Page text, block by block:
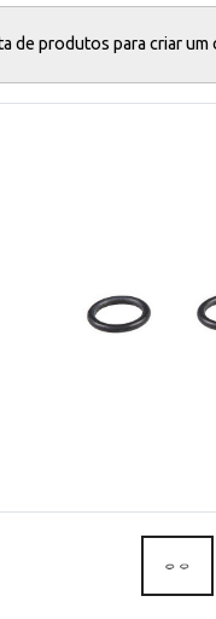
de produtos para criar